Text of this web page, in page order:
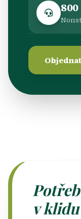
800
v